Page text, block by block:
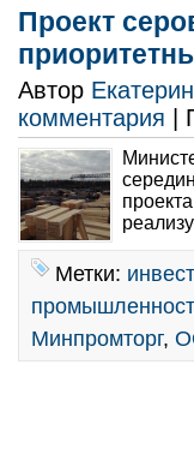
Проект
Автор
комментария |
Метки:
Минпромторг,